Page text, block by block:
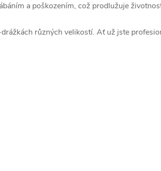
a poškozením, což prodlužuje
různých velikostí. Ať už jste